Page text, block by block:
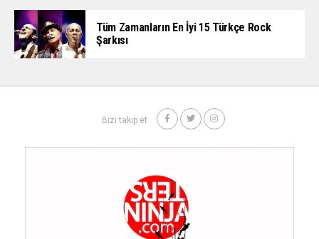
Tüm Zamanların En İyi 15 Türkçe Rock
Şarkısı
Bizi takip et